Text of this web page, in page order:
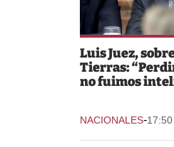
Luis Juez,
Tierras:
no fuimos
NACIONALES-17:50